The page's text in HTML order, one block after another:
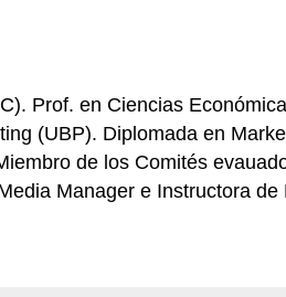
Prof. en Ciencias
(UBP). Diplomada en
de los Comités
Manager e Instructora de